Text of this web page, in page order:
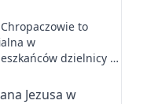
to
w
dzielnicy …
Jezusa w